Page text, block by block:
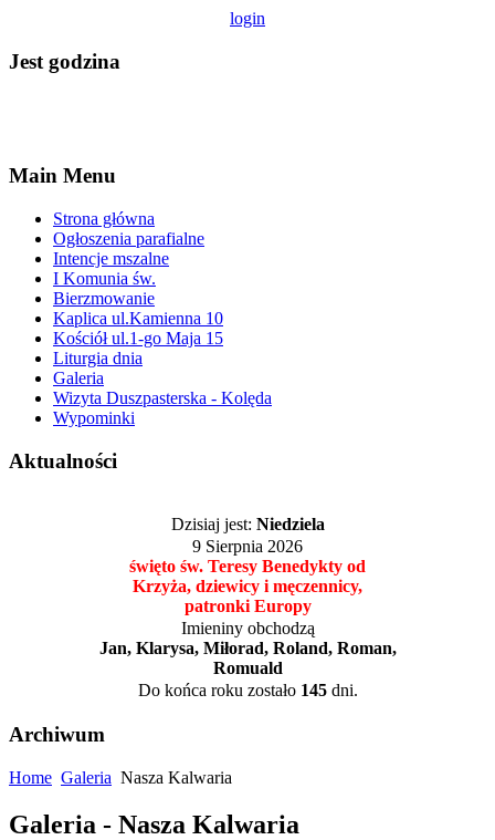
login
Jest godzina
Main Menu
Strona główna
Ogłoszenia parafialne
Intencje mszalne
I Komunia św.
Bierzmowanie
Kaplica ul.Kamienna 10
Kościół ul.1-go Maja 15
Liturgia dnia
Galeria
Wizyta Duszpasterska - Kolęda
Wypominki
Aktualności
Dzisiaj jest: Niedziela
9 Sierpnia 2026
święto św. Teresy Benedykty od
Krzyża, dziewicy i męczennicy,
patronki Europy
Imieniny obchodzą
Jan, Klarysa, Miłorad, Roland, Roman,
Romuald
Do końca roku zostało 145dni.
Archiwum
Home Galeria Nasza Kalwaria
Galeria - Nasza Kalwaria